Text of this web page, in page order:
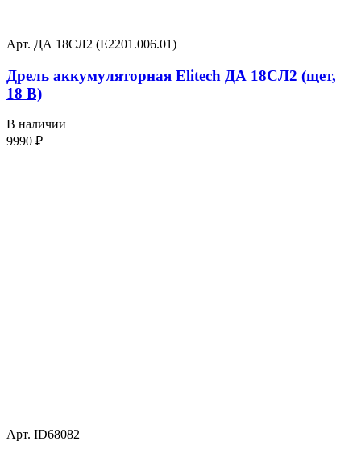
Арт. ДА 18СЛ2 (Е2201.006.01)
Дрель аккумуляторная Elitech ДА 18СЛ2 (щет,
18 В)
В наличии
9990 ₽
Арт. ID68082